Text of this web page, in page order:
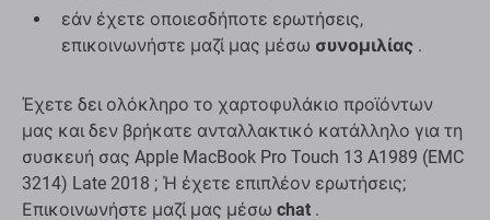
εάν έχετε οποιεσδήποτε ερωτήσεις,
επικοινωνήστε μαζί μας μέσω συνομιλίας .
Έχετε δει ολόκληρο το χαρτοφυλάκιο προϊόντων
μας και δεν βρήκατε ανταλλακτικό κατάλληλο για τη
συσκευή σας Apple MacBook Pro Touch 13 A1989 (EMC
3214) Late 2018 ; Ή έχετε επιπλέον ερωτήσεις;
Επικοινωνήστε μαζί μας μέσω chat .